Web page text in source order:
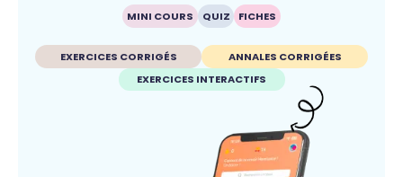
MINI COURS QUIZ FICHES
EXERCICES CORRIGÉS
ANNALES CORRIGÉES
EXERCICES INTERACTIFS